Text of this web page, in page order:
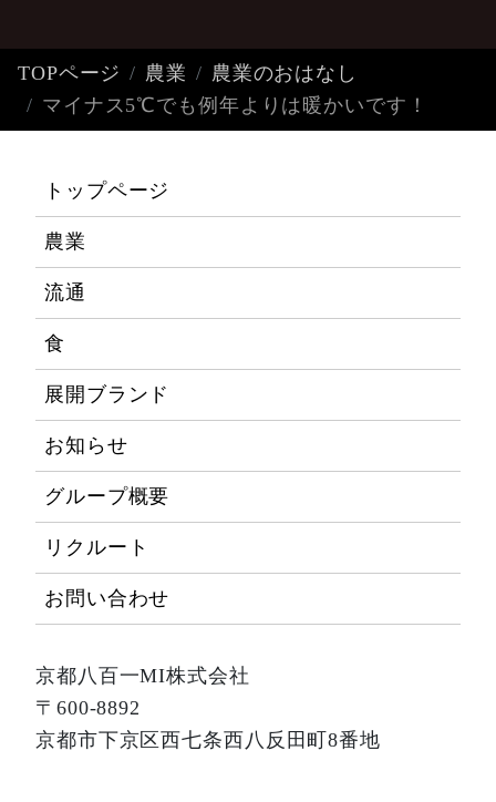
TOPページ 農業
農業のおはなし
マイナス5℃でも例年よりは暖かいです！
トップページ
農業
流通
食
展開ブランド
お知らせ
グループ概要
リクルート
お問い合わせ
京都八百一MI株式会社
〒600-8892
京都市下京区西七条西八反田町8番地